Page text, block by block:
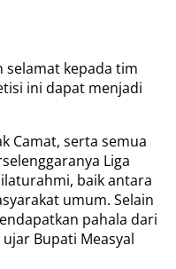
selamat kepada tim
ini dapat menjadi
Camat, serta semua
Liga
baik antara
umum. Selain
pahala dari
Bupati Measyal